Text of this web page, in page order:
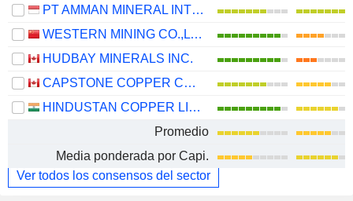
PT AMMAN MINERAL INTERNASIONAL TBK
WESTERN MINING CO.,LTD.
HUDBAY MINERALS INC.
CAPSTONE COPPER CORP.
HINDUSTAN COPPER LIMITED
Promedio
Media ponderada por Capi.
Ver todos los consensos del sector